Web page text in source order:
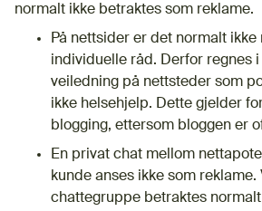
normalt ikke betraktes som reklame.
På nettsider er det normalt ikke
individuelle råd. Derfor regnes i
veiledning på nettsteder som
ikke helsehjelp. Dette gjelder
blogging, ettersom bloggen er
En privat chat mellom
kunde anses ikke som reklame.
chattegruppe betraktes